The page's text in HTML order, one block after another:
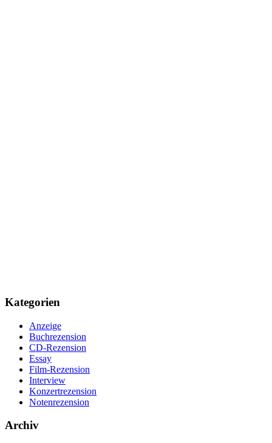
Kategorien
Anzeige
Buchrezension
CD-Rezension
Essay
Film-Rezension
Interview
Konzertrezension
Notenrezension
Archiv